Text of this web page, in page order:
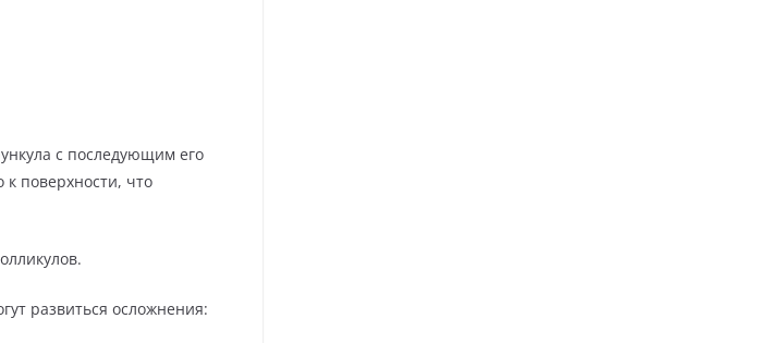
с последующим его
поверхности, что
развиться осложнения: